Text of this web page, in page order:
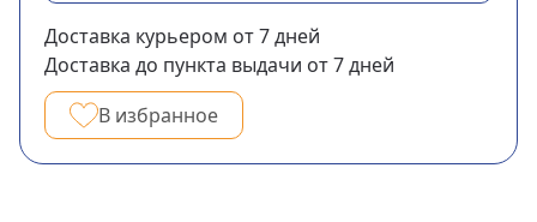
Доставка курьером от 7дней
Доставка до пункта выдачи от 7дней
В избранное